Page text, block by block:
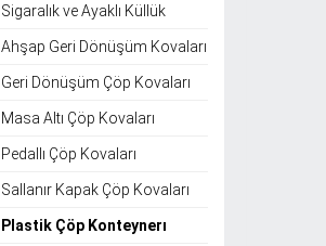
Sigaralık ve Ayaklı Küllük
Ahşap Geri Dönüşüm Kovaları
Geri Dönüşüm Çöp Kovaları
Masa Altı Çöp Kovaları
Pedallı Çöp Kovaları
Sallanır Kapak Çöp Kovaları
Plastik Çöp Konteynerı